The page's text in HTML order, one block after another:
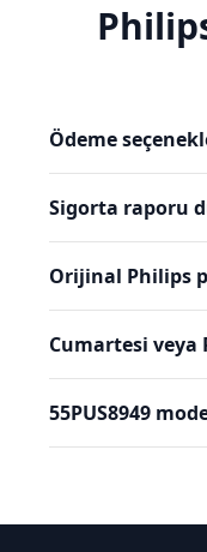
Ödeme
Sigorta raporu
Orijinal Philips
Cumartesi veya
55PUS8949